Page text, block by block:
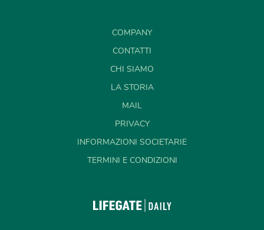
COMPANY
CONTATTI
CHI SIAMO
LA STORIA
MAIL
PRIVACY
INFORMAZIONI SOCIETARIE
TERMINI E CONDIZIONI